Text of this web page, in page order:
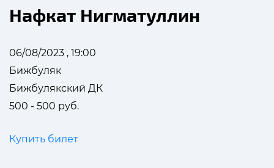
Нафкат Нигматуллин
06/08/2023 , 19:00
Бижбуляк
Бижбулякский ДК
500 - 500 руб.
Купить билет